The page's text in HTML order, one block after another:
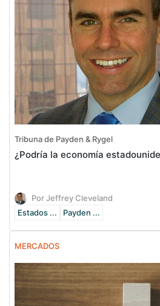
Tribuna de Payden & Rygel
¿Podría la economía
Por Jeffrey Cleveland
Estados ...
Payden ...
MERCADOS